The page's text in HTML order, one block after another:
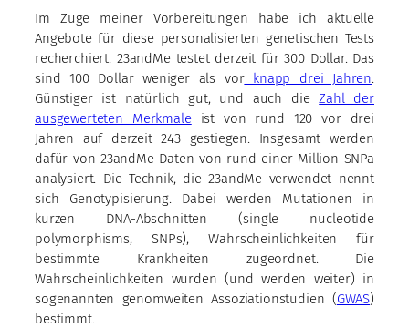
Im Zuge meiner Vorbereitungen habe ich aktuelle
Angebote für diese personalisierten genetischen Tests
recherchiert. 23andMe testet derzeit für 300 Dollar. Das
sind 100 Dollar weniger als vorknapp drei Jahren.
Günstiger ist natürlich gut, und auch dieZahl der
ausgewerteten Merkmaleist von rund 120 vor drei
Jahren auf derzeit 243 gestiegen. Insgesamt werden
dafür von 23andMe Daten von rund einer Million SNPa
analysiert. Die Technik, die 23andMe verwendet nennt
sich Genotypisierung. Dabei werden Mutationen in
kurzen DNA-Abschnitten (single nucleotide
polymorphisms, SNPs), Wahrscheinlichkeiten für
bestimmte Krankheiten zugeordnet. Die
Wahrscheinlichkeiten wurden (und werden weiter) in
sogenannten genomweiten Assoziationstudien (GWAS)
bestimmt.